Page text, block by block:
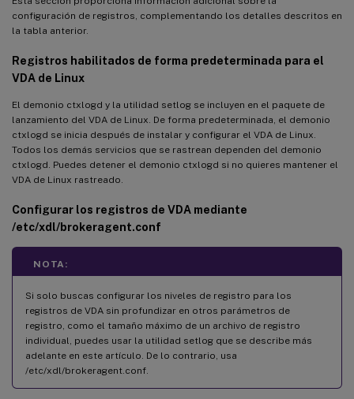
configuración de registros, complementando los detalles descritos en
la tabla anterior.
Registros habilitados de forma predeterminada para el
VDA de Linux
El demonio ctxlogd y la utilidad setlog se incluyen en el paquete de
lanzamiento del VDA de Linux. De forma predeterminada, el demonio
ctxlogd se inicia después de instalar y configurar el VDA de Linux.
Todos los demás servicios que se rastrean dependen del demonio
ctxlogd. Puedes detener el demonio ctxlogd si no quieres mantener el
VDA de Linux rastreado.
Configurar los registros de VDA mediante
/etc/xdl/brokeragent.conf
NOTA:
Si solo buscas configurar los niveles de registro para los
registros de VDA sin profundizar en otros parámetros de
registro, como el tamaño máximo de un archivo de registro
individual, puedes usar la utilidad setlog que se describe más
adelante en este artículo. De lo contrario, usa
/etc/xdl/brokeragent.conf.